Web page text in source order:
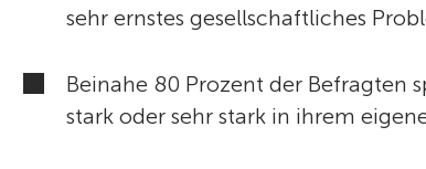
sehr ernstes gesellschaftliches
Beinahe 80 Prozent der Befragten
stark oder sehr stark in ihrem